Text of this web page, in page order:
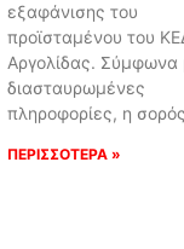
εξαφάνισης του
προϊσταμένου του
Αργολίδας. Σύμφωνα
διασταυρωμένες
πληροφορίες, η σορός
ΠΕΡΙΣΣΟΤΕΡΑ »